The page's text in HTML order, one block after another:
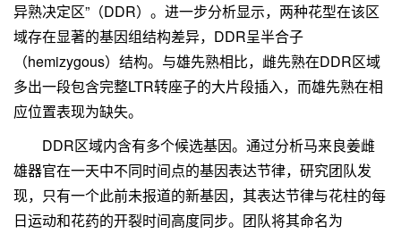
异熟决定区”（DDR）。进一步分析显示，两种花型在该区
域存在显著的基因组结构差异，DDR呈半合子
（hemizygous）结构。与雄先熟相比，雌先熟在DDR区域
多出一段包含完整LTR转座子的大片段插入，而雄先熟在相
应位置表现为缺失。
DDR区域内含有多个候选基因。通过分析马来良姜雌
雄器官在一天中不同时间点的基因表达节律，研究团队发
现，只有一个此前未报道的新基因，其表达节律与花柱的每
日运动和花药的开裂时间高度同步。团队将其命名为